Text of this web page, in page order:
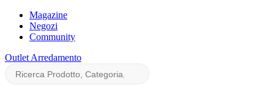
Magazine
Negozi
Community
Outlet Arredamento